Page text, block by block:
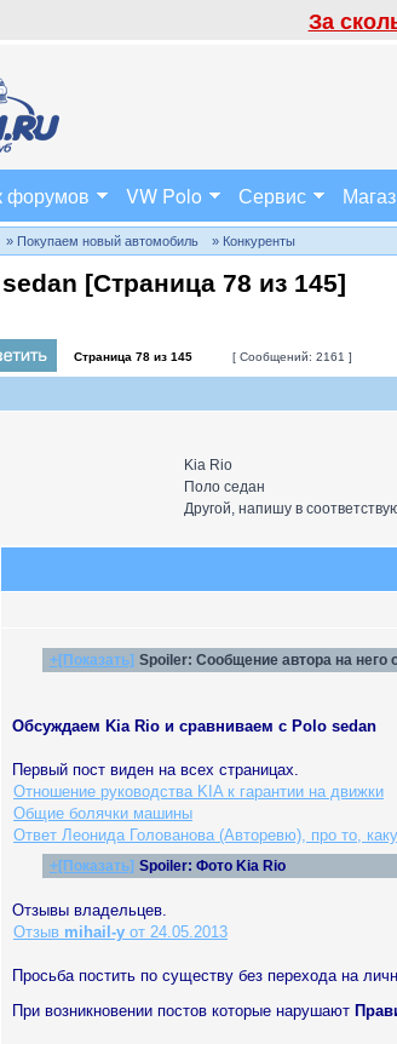
За
форумов VW Polo Сервис
» Покупаем новый автомобиль » Конкуренты
[Страница 78 из 145]
Страница 78 из 145 [ Сообщений: 2161 ]
Kia Rio
Поло седан
Другой, напишу в
+[Показать] Spoiler: Сообщение автора на него
Обсуждаем Kia Rio и сравниваем с Polo sedan
Первый пост виден на всех страницах.
Отношение руководства KIA к гарантии на движки
Общие болячки машины
Ответ Леонида Голованова (Авторевю), про то,
+[Показать] Spoiler: Фото Kia Rio
Отзывы владельцев.
Отзыв mihail-y от 24.05.2013
Просьба постить по существу без перехода на
При возникновении постов которые нарушают